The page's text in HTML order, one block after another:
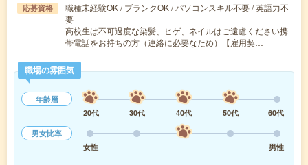
応募資格
職種未経験OK / ブランクOK / パソコンスキル不要 / 英語力不
要
高校生は不可過度な染髪、ヒゲ、ネイルはご遠慮ください携
帯電話をお持ちの方（連絡に必要なため）【雇用契…
職場の雰囲気
年齢層
20代
30代 40代 50代
60代
男女比率
女性
男性